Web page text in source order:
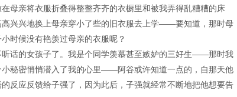
母亲将衣服折叠得整整齐齐的衣橱里和被我弄得乱糟糟的床
高兴兴地换上母亲穿小了些的旧衣服去上学——要知道，那时母
时候没有艳羡过母亲的衣服呢？
话的女孩子了。我是个同学羡慕甚至嫉妒的三好生——那时我
秘密悄悄潜入了我的心里——阿谷或许知道一点的，自那天他
反应反馈给子强了，因为此后，子强就经常不断地把他想要告